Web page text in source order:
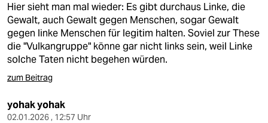
Hier sieht man mal wieder: Es gibt durchaus Linke, die
Gewalt, auch Gewalt gegen Menschen, sogar Gewalt
gegen linke Menschen für legitim halten. Soviel zur These
die "Vulkangruppe" könne gar nicht links sein, weil Linke
solche Taten nicht begehen würden.
zum Beitrag
yohak yohak
02.01.2026 , 12:57 Uhr